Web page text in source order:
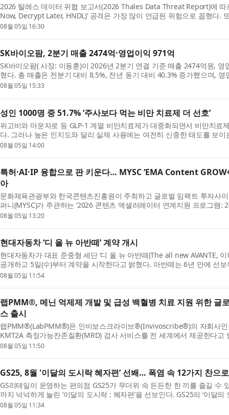
2026 탈레스 데이터 위협 보고서(2026 Thales Data Threat Report)에 따
Now, Decrypt Later, HNDL)’ 공격은 가장 많이 언급된 위험으로 꼽혔다.
대비해 양자...
08월 05일 16:30
SK바이오팜, 2분기 매출 2474억·영업이익 971억
SK바이오팜( 사장: 이동훈)이 2026년 2분기 연결 기준 매출 2474억원,
혔다. 총 매출은 전분기 대비 8.5%, 전년 동기 대비 40.3% 증가했으며,
동기 대...
08월 05일 15:33
성인 1000명 중 51.7% ‘주사보다 먹는 비만 치료제 더 선호’
위고비와 마운자로 등 GLP-1 계열 비만치료제가 대중화되면서 비만치료
다. 그러나 높은 인지도와 달리 실제 사용에는 여전히 신중한 태도를 보
다. 리서...
08월 05일 14:00
특허·AI·IP 융합으로 판 키운다… MYSC ‘EMA Content
아
문화체육관광부와 한국콘텐츠진흥원이 주최하고 글로벌 임팩트 투자사
퍼니(MYSC)가 주관하는 ‘2026 콘텐츠 액셀러레이터 연계지원 프로그램:
기업들이 올 6~...
08월 05일 13:20
현대자동차 ‘디 올 뉴 아반떼’ 계약 개시
현대자동차가 대표 준중형 세단 ‘디 올 뉴 아반떼(The all new AVANTE,
공개하고 5일(수)부터 계약을 시작한다고 밝혔다. 아반떼는 6년 만에 선
정교한 ...
08월 05일 11:54
랩PMM®, 메닌 억제제 개발 및 급성 백혈병 치료 지원 위한 글
스 출시
랩PMM®(LabPMM®)은 인비보스크라이브®(Invivoscribe®)의 자회사
KMT2A 측정가능잔존질환(MRD) 검사 서비스를 전 세계에서 제공한다고
반의 이 서비스는 랩PMM의 ...
08월 05일 11:50
GS25, 8월 '이달의 도시락 혜자편’ 선봬… 폭염 속 12가지 찬으
GS리테일이 운영하는 편의점 GS25가 무더위 속 든든한 한 끼를 즐길 수
까지 넉넉하게 늘린 ‘이달의 도시락 : 혜자편’을 선보인다. GS25의 ‘이달
정해 ...
08월 05일 11:34